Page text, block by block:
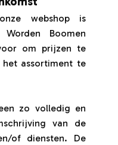
webshop is
Boomen
om prijzen te
assortiment te
zo volledig en
van de
of diensten. De